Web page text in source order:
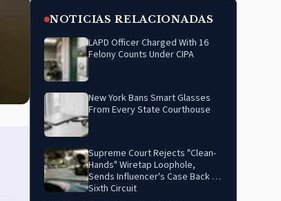
NOTICIAS RELACIONADAS
LAPD Officer Charged With 16
Felony Counts Under CIPA
New York Bans Smart Glasses
From Every State Courthouse
Supreme Court Rejects "Clean-
Hands" Wiretap Loophole,
Sends Influencer's Case Back to
Sixth Circuit